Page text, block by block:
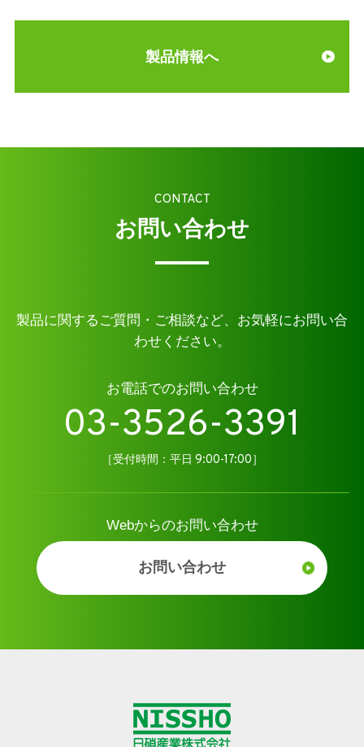
製品情報へ
CONTACT
お問い合わせ
製品に関するご質問・ご相談など、お気軽にお問い合
わせください。
お電話でのお問い合わせ
03-3526-3391
［受付時間：平日 9:00-17:00］
Webからのお問い合わせ
お問い合わせ